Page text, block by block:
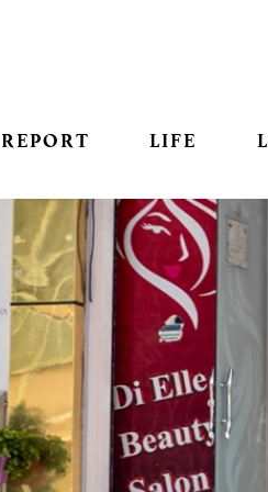
REPORT LIFE